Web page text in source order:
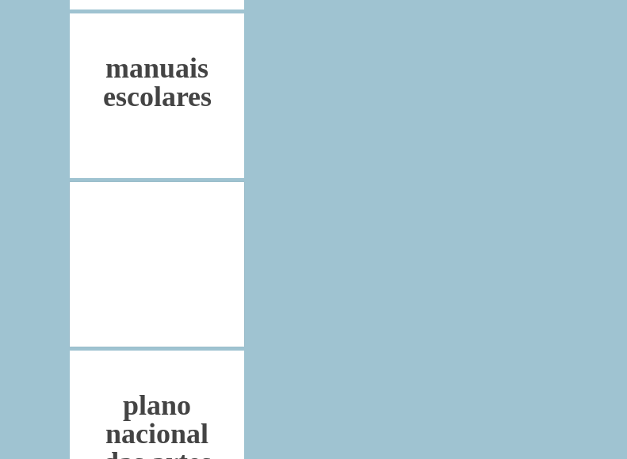
manuais
escolares
plano
nacional